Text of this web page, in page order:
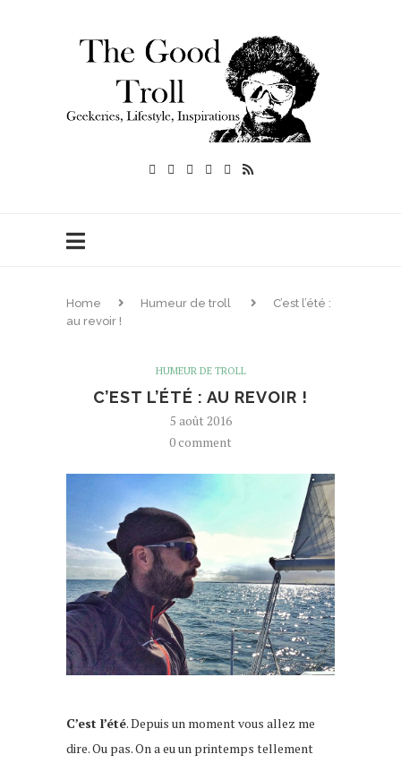
Home Humeur de troll
C’est l’été :
au revoir !
HUMEUR DE TROLL
C’EST L’ÉTÉ : AU REVOIR !
5 août 2016
0 comment
C’est l’été. Depuis un moment vous allez me
dire. Ou pas. On a eu un printemps tellement